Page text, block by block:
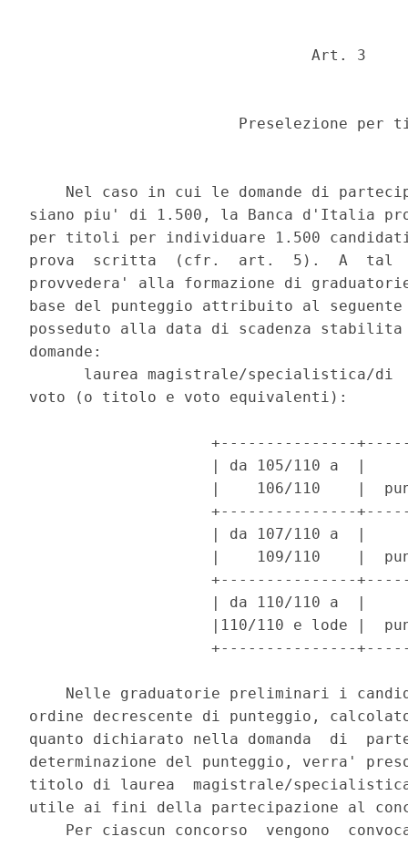
                               Art. 3
Preselezione per
Nel caso in cui le domande di
siano piu' di 1.500, la Banca d'Italia
per titoli per individuare 1.500
prova  scritta  (cfr.  art.  5).  A  tal
provvedera' alla formazione di
base del punteggio attribuito al
posseduto alla data di scadenza
domande:
laurea magistrale/specialistica/di
voto (o titolo e voto equivalenti):
+---------------
| da 105/110 a  |
|    106/110    |
+---------------
| da 107/110 a  |
|    109/110    |
+---------------
| da 110/110 a  |
|110/110 e lode |
+---------------
Nelle graduatorie preliminari i
ordine decrescente di punteggio,
quanto dichiarato nella domanda  di
determinazione del punteggio, verra'
titolo di laurea  magistrale/
utile ai fini della partecipazione al
Per ciascun concorso  vengono